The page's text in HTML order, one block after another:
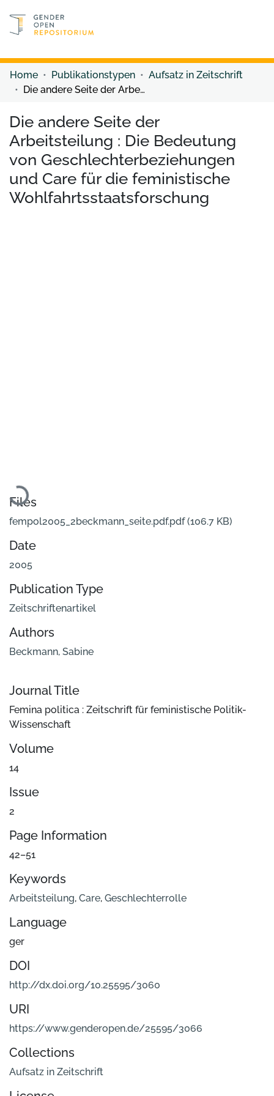
Discover content
Home Publikationstypen
Aufsatz in Zeitschrift
Die andere Seite der Arbeitsteilung : Die Bedeutung von Geschlechterbeziehungen und Care für die feministische Wohlfahrtsstaatsforschung
Die andere Seite der
Arbeitsteilung : Die Bedeutung
von Geschlechterbeziehungen
und Care für die feministische
Wohlfahrtsstaatsforschung
Loading...
Files
fempol2005_2beckmann_seite.pdf.pdf(106.7 KB)
Date
2005
Publication Type
Zeitschriftenartikel
Authors
Beckmann, Sabine
Journal Title
Femina politica : Zeitschrift für feministische Politik-
Wissenschaft
Volume
14
Issue
2
Page Information
42–51
Keywords
Arbeitsteilung, Care, Geschlechterrolle
Language
ger
DOI
http://dx.doi.org/10.25595/3060
URI
https://www.genderopen.de/25595/3066
Collections
Aufsatz in Zeitschrift